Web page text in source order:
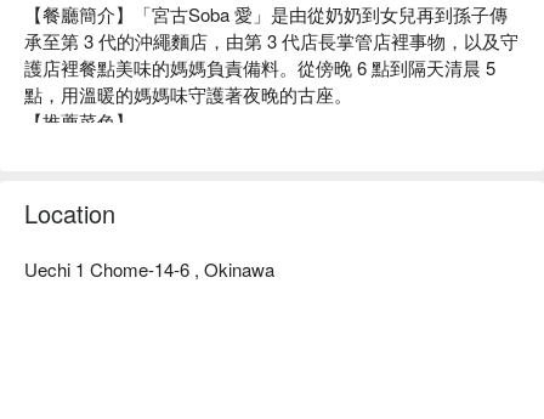
【餐廳簡介】「宮古Soba 愛」是由從奶奶到女兒再到孫子傳
承至第 3 代的沖繩麵店，由第 3 代店長掌管店裡事物，以及守
護店裡餐點美味的媽媽負責備料。從傍晚 6 點到隔天清晨 5
點，用溫暖的媽媽味守護著夜晚的古座。
【推薦菜色】
沖繩燉排骨麵：長時間細心熬煮軟嫩的燉排骨吸取湯頭精華堪
稱絕品。
不想在充滿南國風情的古座小酌後來碗熱騰騰的解酒沖繩麵
Location
Uechi 1 Chome-14-6 , Okinawa